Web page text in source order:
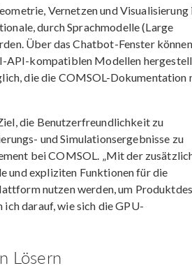
Vernetzen und Visualisierung
durch Sprachmodelle (Large
Über das Chatbot-Fenster
API-kompatiblen Modellen
die die COMSOL-Dokumentation
die Benutzerfreundlichkeit zu
und Simulationsergebnisse zu
bei COMSOL. „Mit der
und expliziten Funktionen für die
nutzen werden, um
darauf, wie sich die GPU-
Lösern